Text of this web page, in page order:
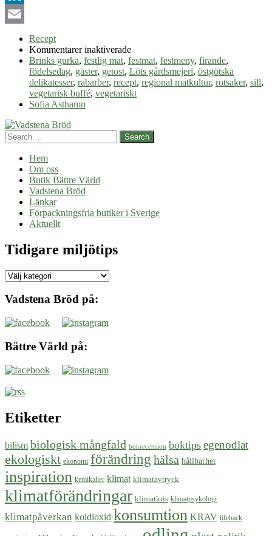
LinkedIn
Recept
Kommentarer inaktiveradeför
Miljövänlig
fest
Brinks gurka, festlig mat, festmat, festmeny, firande,
födelsedag, gäster, getost, Löts gårdsmejeri, östgötska
delikatesser, rabarber, recept, regional matkultur, rotsaker, sill,
vegetarisk buffé, vegetariskt
Sofia Asthamn
Search
Hem
Om oss
Butik Bättre Värld
Vadstena Bröd
Länkar
Förpackningsfria butiker i Sverige
Aktuellt
Tidigare miljötips
Tidigare
Vadstena Bröd på:
Bättre Värld på:
Etiketter
bilism biologisk mångfald bokrecension boktips egenodlat
ekologiskt ekonomi förändring hälsa hållbarhet
inspiration kemikalier klimat klimatavtryck
klimatförändringar klimatkris klimatpsykologi
klimatpåverkan koldioxid konsumtion KRAV lifehack